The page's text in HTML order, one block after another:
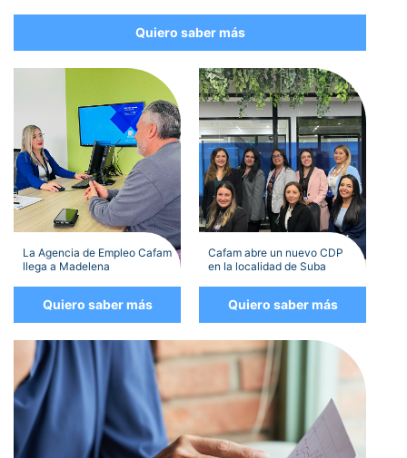
Quiero saber más
La Agencia de Empleo Cafam
llega a Madelena
Quiero saber más
Cafam abre un nuevo CDP
en la localidad de Suba
Quiero saber más